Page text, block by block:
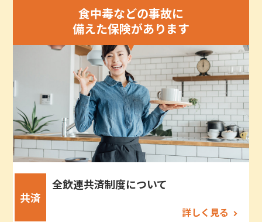
食中毒などの事故に
備えた保険があります
共済
全飲連共済制度について
詳しく見る